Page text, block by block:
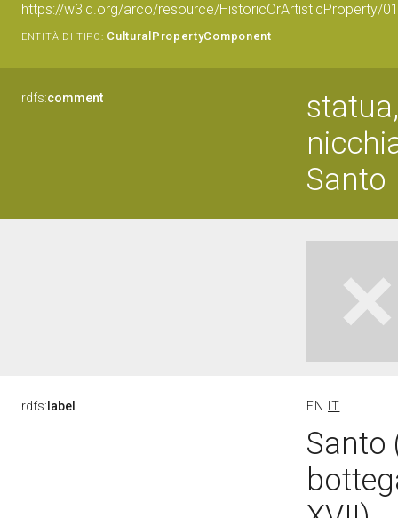
https://w3id.org/arco/resource/HistoricOrArtisticProperty/
ENTITÀ DI TIPO: CulturalPropertyComponent
rdfs:comment
Santo
rdfs: label EN IT
Santo